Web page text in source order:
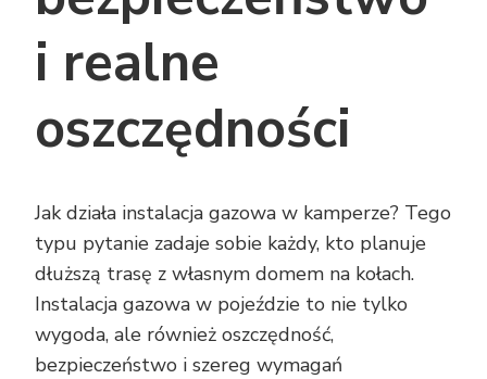
i realne
oszczędności
Jak działa instalacja gazowa w kamperze? Tego
typu pytanie zadaje sobie każdy, kto planuje
dłuższą trasę z własnym domem na kołach.
Instalacja gazowa w pojeździe to nie tylko
wygoda, ale również oszczędność,
bezpieczeństwo i szereg wymagań